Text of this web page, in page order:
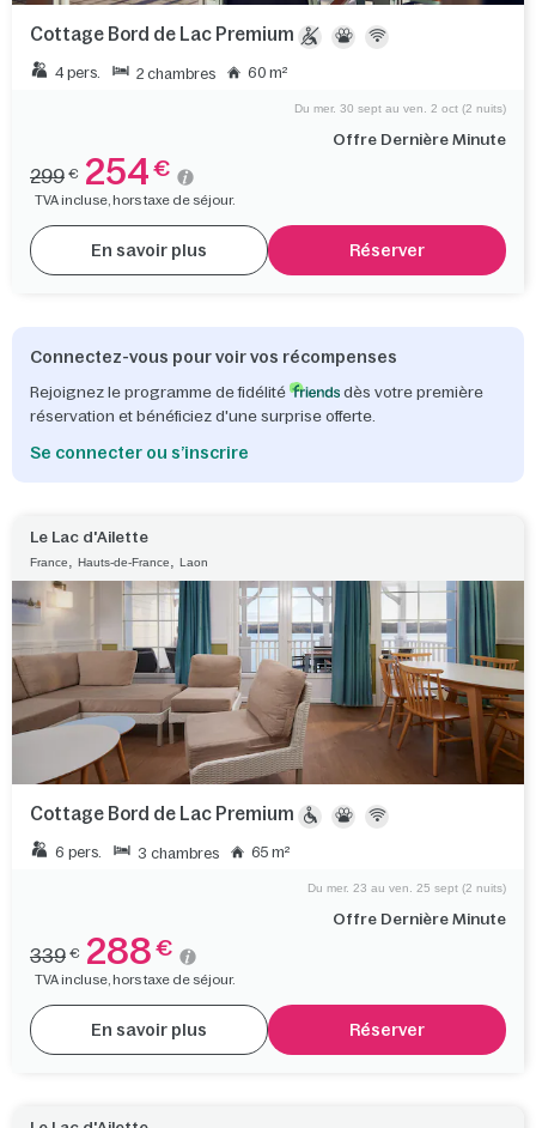
Cottage Bord de Lac Premium
4 pers. 2 chambres 60 m²
Offre Dernière Minute
Du mer. 30 sept au ven. 2 oct (2 nuits)
299 € 254 €
TVA incluse, hors taxe de séjour.
En savoir plus Réserver
Connectez-vous pour voir vos récompenses
Rejoignez le programme de fidélité
dès votre première
réservation et bénéficiez d'une surprise offerte.
Se connecter ou s’inscrire
Le Lac d'Ailette
France, Hauts-de-France, Laon
Cottage Bord de Lac Premium
6 pers. 3 chambres 65 m²
Offre Dernière Minute
Du mer. 23 au ven. 25 sept (2 nuits)
339 € 288 €
TVA incluse, hors taxe de séjour.
En savoir plus Réserver